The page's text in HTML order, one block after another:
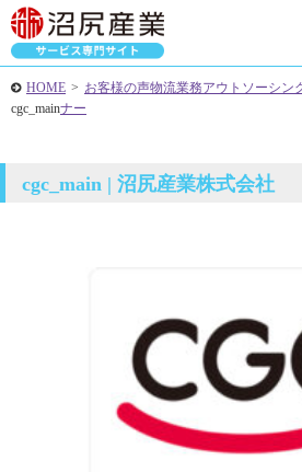
HOME > お客様の声物流業務アウトソーシン
ナー
cgc_main
cgc_main | 沼尻産業株式会社